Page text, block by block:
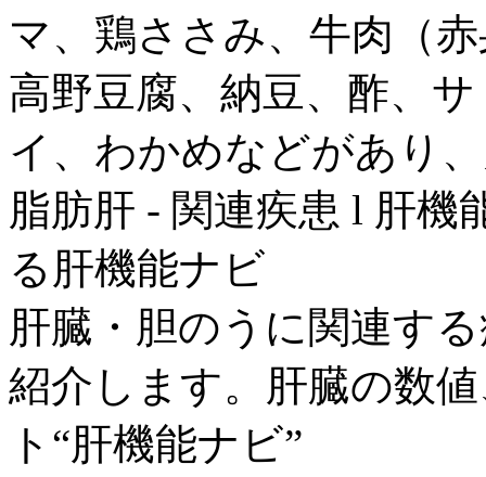
マ、鶏ささみ、牛肉（
高野豆腐、納豆、酢、
イ、わかめなどがあり
脂肪肝 - 関連疾患 l 肝機
る肝機能ナビ
肝臓・胆のうに関連す
紹介します。肝臓の数
ト“肝機能ナビ”